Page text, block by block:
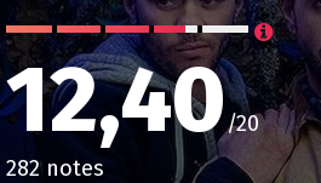
12,40/20
282 notes